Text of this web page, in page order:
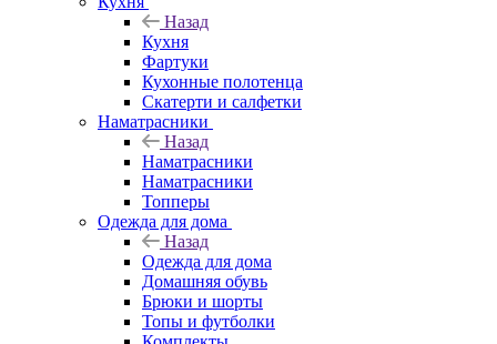
Назад
Кухня
Фартуки
Кухонные полотенца
Скатерти и салфетки
Наматрасники
Назад
Наматрасники
Наматрасники
Топперы
Одежда для дома
Назад
Одежда для дома
Домашняя обувь
Брюки и шорты
Топы и футболки